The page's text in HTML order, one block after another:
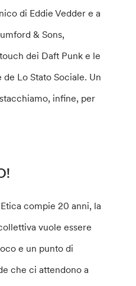
di Eddie Vedder e a
& Sons,
dei Daft Punk e le
Lo Stato Sociale. Un
infine, per
compie 20 anni, la
vuole essere
e un punto di
che ci attendono a